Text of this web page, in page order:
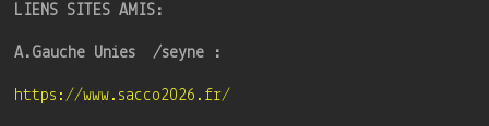
LIENS SITES AMIS:
A.Gauche Unies /seyne :
https://www.sacco2026.fr/